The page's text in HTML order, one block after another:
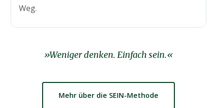
Weg.
»Weniger denken. Einfach sein.«
Mehr über die SEIN-Methode